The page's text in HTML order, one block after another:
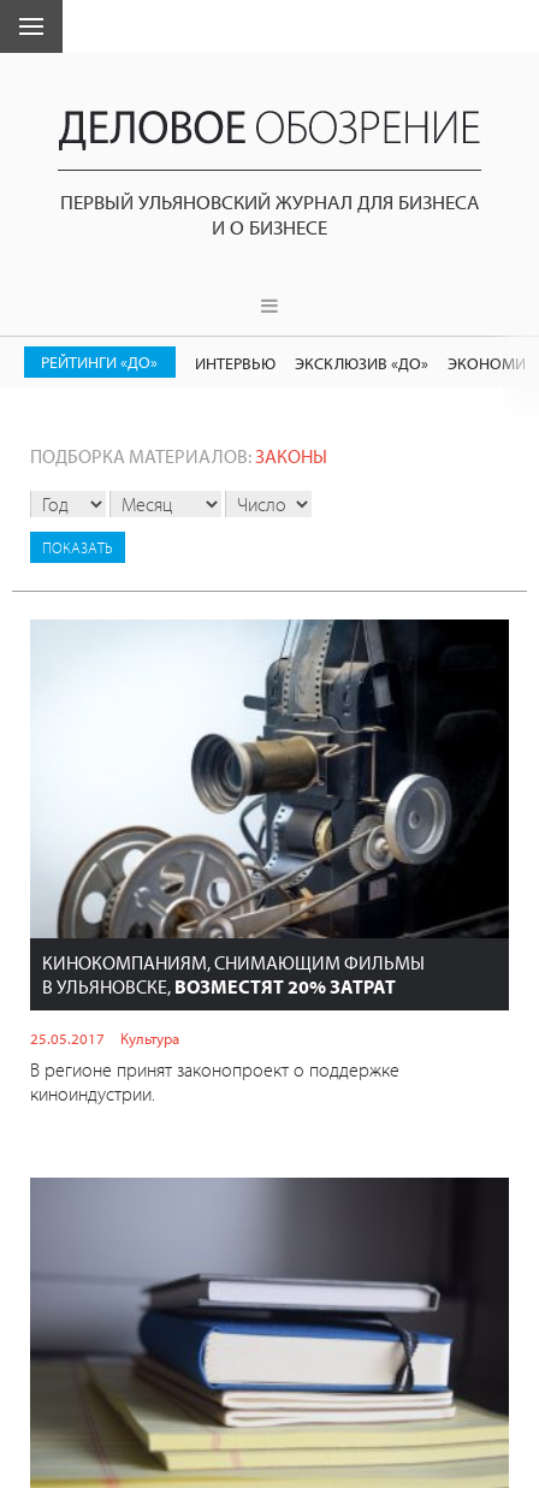
ПЕРВЫЙ УЛЬЯНОВСКИЙ ЖУРНАЛ ДЛЯ БИЗНЕСА
И О БИЗНЕСЕ
РЕЙТИНГИ «ДО» ИНТЕРВЬЮ ЭКСКЛЮЗИВ «ДО»
ПОДБОРКА МАТЕРИАЛОВ:ЗАКОНЫ
КИНОКОМПАНИЯМ, СНИМАЮЩИМ ФИЛЬМЫ
В УЛЬЯНОВСКЕ, ВОЗМЕСТЯТ 20% ЗАТРАТ
25.05.2017 Культура
В регионе принят законопроект о поддержке
киноиндустрии.